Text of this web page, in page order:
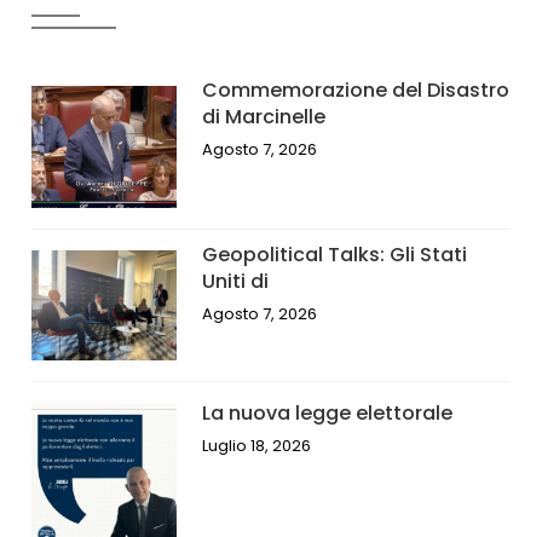
Commemorazione del Disastro
di Marcinelle
Agosto 7, 2026
Geopolitical Talks: Gli Stati
Uniti di
Agosto 7, 2026
La nuova legge elettorale
Luglio 18, 2026